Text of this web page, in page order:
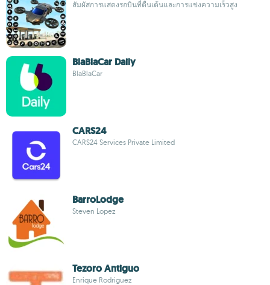
สัมผัสการแสดงรถบินที่ตื่นเต้นและการแข่งความเร็วสูง
BlaBlaCar Daily
BlaBlaCar
CARS24
CARS24 Services Private Limited
BarroLodge
Steven Lopez
Tezoro Antiguo
Enrique Rodriguez